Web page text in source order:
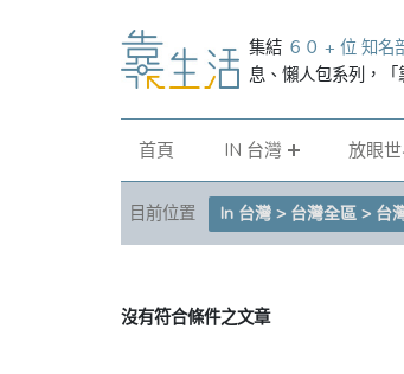
集結 ６０ + 位 知名
息、懶人包系列，「
首頁 IN 台灣 放眼
目前位置 In 台灣 > 台灣全區 > 台
沒有符合條件之文章